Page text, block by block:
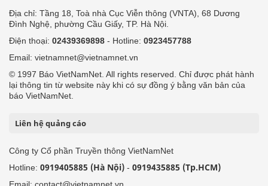
Địa chỉ: Tầng 18, Toà nhà Cục Viễn thông (VNTA), 68 Dương
Đình Nghệ, phường Cầu Giấy, TP. Hà Nội.
Điện thoại: 02439369898 - Hotline: 0923457788
Email: vietnamnet@vietnamnet.vn
© 1997 Báo VietNamNet. All rights reserved. Chỉ được phát hành
lại thông tin từ website này khi có sự đồng ý bằng văn bản của
báo VietNamNet.
Liên hệ quảng cáo
Công ty Cổ phần Truyền thông VietNamNet
Hotline: 0919405885 (Hà Nội) - 0919435885 (Tp.HCM)
Email: contact@vietnamnet.vn